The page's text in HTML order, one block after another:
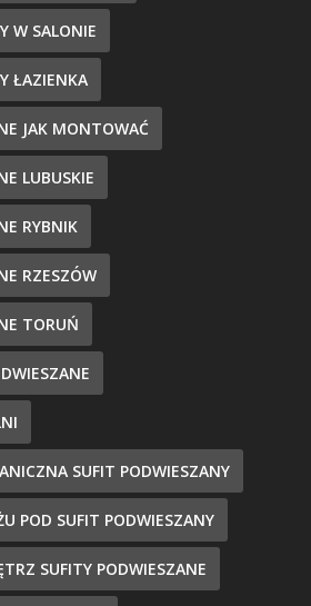
W SALONIE
ŁAZIENKA
JAK MONTOWAĆ
LUBUSKIE
RYBNIK
RZESZÓW
TORUŃ
SUFIT PODWIESZANY
POD SUFIT PODWIESZANY
SUFITY PODWIESZANE